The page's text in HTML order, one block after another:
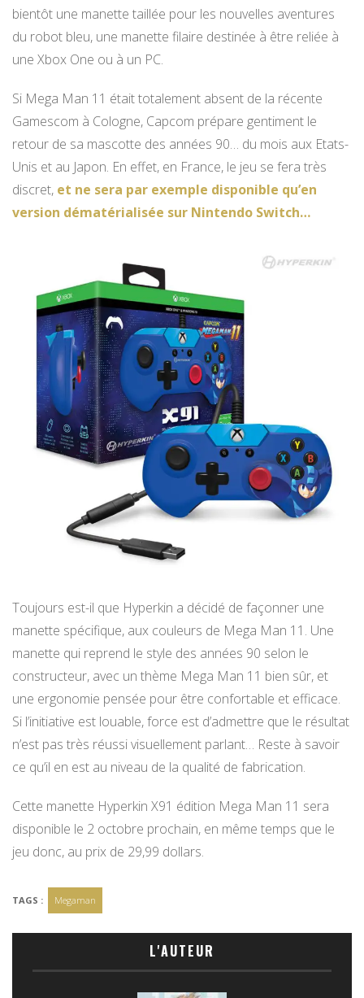
bientôt une manette taillée pour les nouvelles aventures
du robot bleu, une manette filaire destinée à être reliée à
une Xbox One ou à un PC.
Si Mega Man 11 était totalement absent de la récente
Gamescom à Cologne, Capcom prépare gentiment le
retour de sa mascotte des années 90… du mois aux Etats-
Unis et au Japon. En effet, en France, le jeu se fera très
discret, et ne sera par exemple disponible qu’en
version dématérialisée sur Nintendo Switch…
Toujours est-il que Hyperkin a décidé de façonner une
manette spécifique, aux couleurs de Mega Man 11. Une
manette qui reprend le style des années 90 selon le
constructeur, avec un thème Mega Man 11 bien sûr, et
une ergonomie pensée pour être confortable et efficace.
Si l’initiative est louable, force est d’admettre que le résultat
n’est pas très réussi visuellement parlant… Reste à savoir
ce qu’il en est au niveau de la qualité de fabrication.
Cette manette Hyperkin X91 édition Mega Man 11 sera
disponible le 2 octobre prochain, en même temps que le
jeu donc, au prix de 29,99 dollars.
TAGS : Megaman
L'AUTEUR